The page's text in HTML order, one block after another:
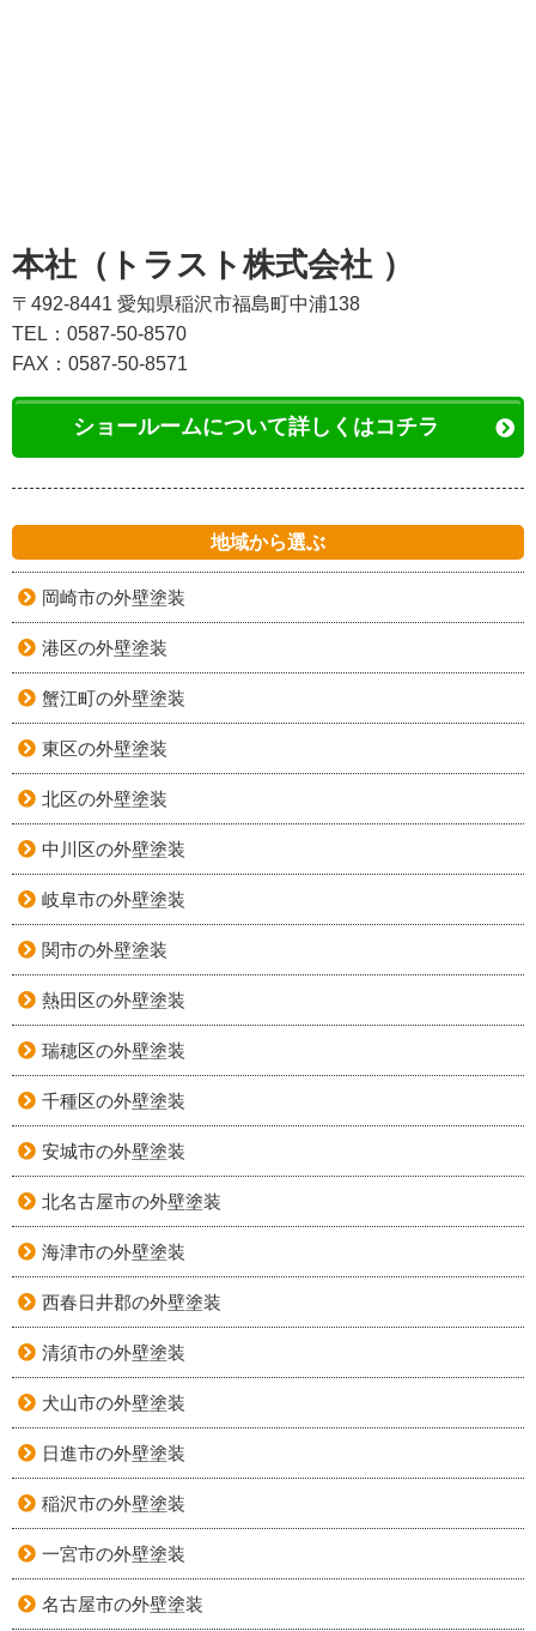
本社（トラスト株式会社 ）
〒492-8441 愛知県稲沢市福島町中浦138
TEL：0587-50-8570
FAX：0587-50-8571
ショールームについて詳しくはコチラ
地域から選ぶ
岡崎市の外壁塗装
港区の外壁塗装
蟹江町の外壁塗装
東区の外壁塗装
北区の外壁塗装
中川区の外壁塗装
岐阜市の外壁塗装
関市の外壁塗装
熱田区の外壁塗装
瑞穂区の外壁塗装
千種区の外壁塗装
安城市の外壁塗装
北名古屋市の外壁塗装
海津市の外壁塗装
西春日井郡の外壁塗装
清須市の外壁塗装
犬山市の外壁塗装
日進市の外壁塗装
稲沢市の外壁塗装
一宮市の外壁塗装
名古屋市の外壁塗装